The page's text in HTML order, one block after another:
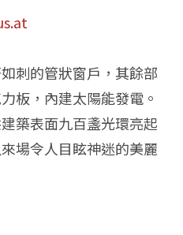
刺的管狀窗戶，其餘部
板，內建太陽能發電。
築表面九百盞光環亮起
場令人目眩神迷的美麗